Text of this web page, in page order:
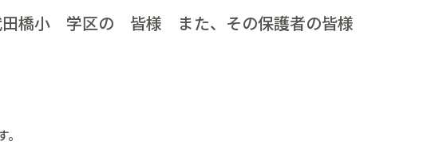
田橋小 学区の 皆様 また、その保護者の皆様